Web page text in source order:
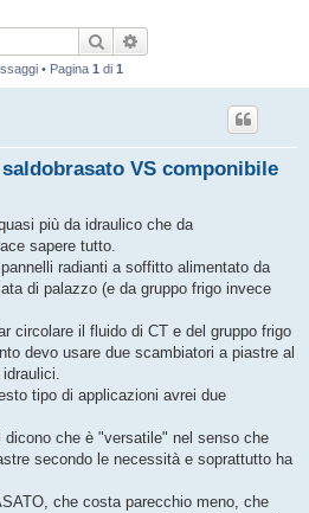
Cerca
• Pagina 1 di 1
VS componibile
più da idraulico che da
sapere tutto.
radianti a soffitto alimentato da
di palazzo (e da gruppo frigo invece
circolare il fluido di CT e del gruppo frigo
devo usare due scambiatori a piastre al
tipo di applicazioni avrei due
che è "versatile" nel senso che
secondo le necessità e soprattutto ha
che costa parecchio meno, che